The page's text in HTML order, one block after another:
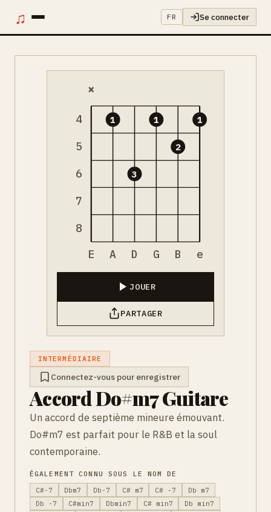
♫ FR Se connecter
4
5
6
7
8
×
1
3
1
2
1
E A D G B e
JOUER
PARTAGER
INTERMÉDIAIRE
Connectez-vous pour enregistrer
Accord Do#m7 Guitare
Un accord de septième mineure émouvant.
Do#m7 est parfait pour le R&B et la soul
contemporaine.
ÉGALEMENT CONNU SOUS LE NOM DE
C#-7
Dbm7 Db-7 C# m7 C# -7
Db m7
Db -7
C#min7 Dbmin7 C# min7
Db min7